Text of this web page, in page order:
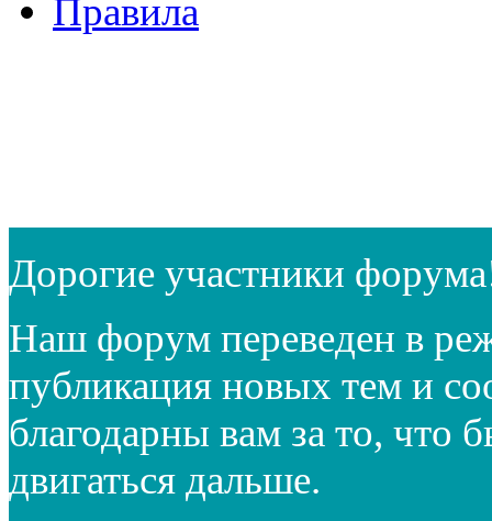
Правила
Дорогие участники
Наш форум переведен в
публикация новых тем и
благодарны вам за то, что
двигаться дальше.